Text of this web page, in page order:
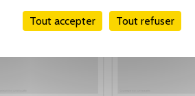
Tout accepter Tout refuser